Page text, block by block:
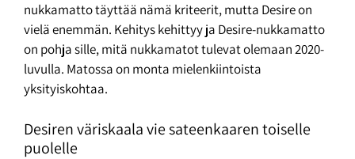
nukkamatto täyttää nämä kriteerit, mutta Desire on
vielä enemmän. Kehitys kehittyy ja Desire-nukkamatto
on pohja sille, mitä nukkamatot tulevat olemaan 2020-
luvulla. Matossa on monta mielenkiintoista
yksityiskohtaa.
Desiren väriskaala vie sateenkaaren toiselle
puolelle